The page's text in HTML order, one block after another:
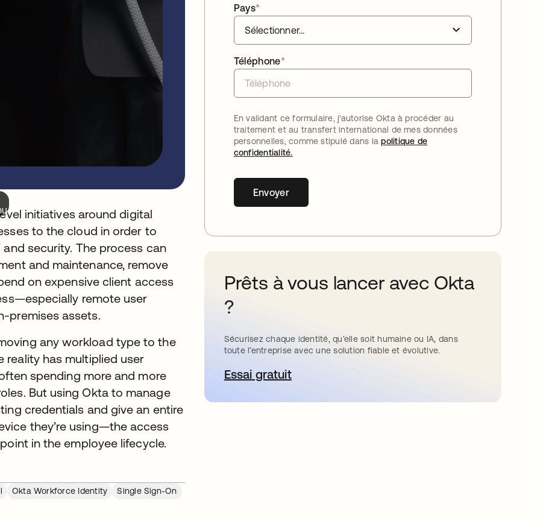
initiatives around digital
to the cloud in order to
security. The process can
and maintenance, remove
on expensive client access
remote user
premises assets.
any workload type to the
reality has multiplied user
spending more and more
But using Okta to manage
credentials and give an entire
they’re using—the access
in the employee lifecycle.
Okta Workforce Identity
Single Sign-On
*
Pays
*
Téléphone
En validant ce formulaire, j'autorise Okta à procéder au
traitement et au transfert international de mes données
personnelles, comme stipulé dans lapolitique de
confidentialité.
Envoyer
Prêts à vous lancer avec Okta
?
Sécurisez chaque identité, qu’elle soit humaine ou IA, dans
toute l’entreprise avec une solution fiable et évolutive.
Essai gratuits’ouvre dans un nouvel onglet